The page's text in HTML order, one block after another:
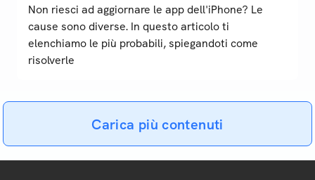
Non riesci ad aggiornare le app dell'iPhone? Le
cause sono diverse. In questo articolo ti
elenchiamo le più probabili, spiegandoti come
risolverle
Carica più contenuti